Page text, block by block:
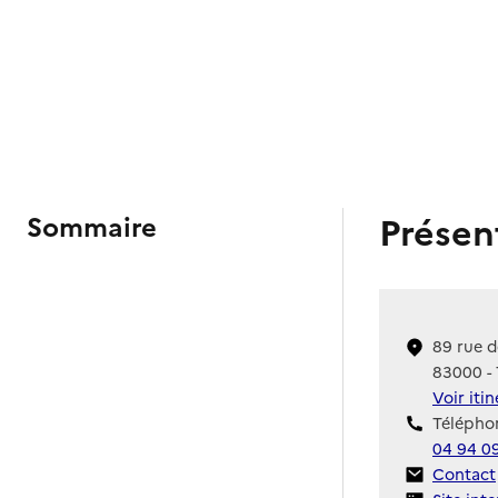
Sommaire
89 rue
83000 -
Voir
04 94
Contact
Contact